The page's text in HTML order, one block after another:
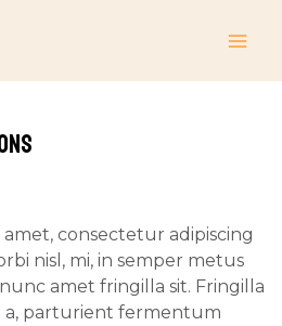
consectetur adipiscing
nisl, mi, in semper metus
amet fringilla sit. Fringilla
a, parturient fermentum